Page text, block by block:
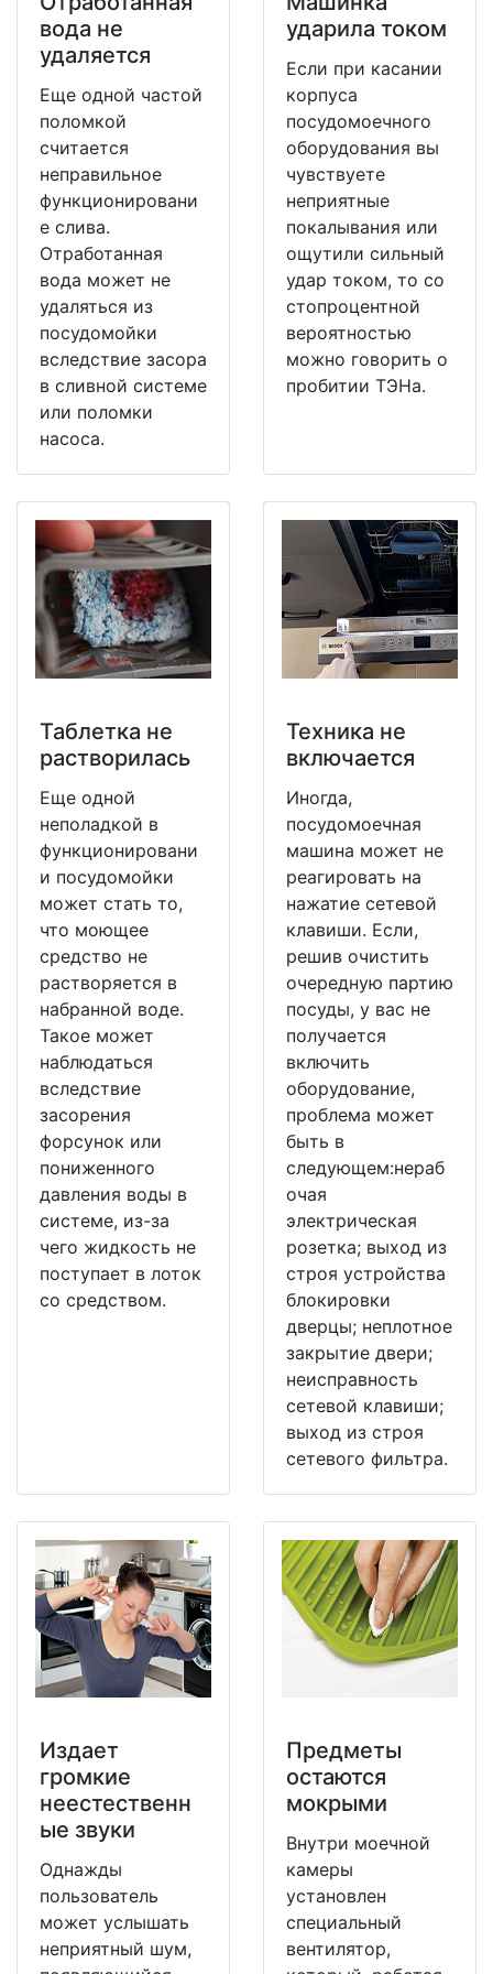
вода не
удаляется
Еще одной частой
поломкой
считается
неправильное
функционировани
е слива.
Отработанная
вода может не
удаляться из
посудомойки
вследствие засора
в сливной системе
или поломки
насоса.
ударила током
Если при касании
корпуса
посудомоечного
оборудования вы
чувствуете
неприятные
покалывания или
ощутили сильный
удар током, то со
стопроцентной
вероятностью
можно говорить о
пробитии ТЭНа.
Таблетка не
растворилась
Еще одной
неполадкой в
функционировани
и посудомойки
может стать то,
что моющее
средство не
растворяется в
набранной воде.
Такое может
наблюдаться
вследствие
засорения
форсунок или
пониженного
давления воды в
системе, из-за
чего жидкость не
поступает в лоток
со средством.
Техника не
включается
Иногда,
посудомоечная
машина может не
реагировать на
нажатие сетевой
клавиши. Если,
решив очистить
очередную партию
посуды, у вас не
получается
включить
оборудование,
проблема может
быть в
следующем:нераб
очая
электрическая
розетка; выход из
строя устройства
блокировки
дверцы; неплотное
закрытие двери;
неисправность
сетевой клавиши;
выход из строя
сетевого фильтра.
Издает
громкие
неестественн
ые звуки
Однажды
пользователь
может услышать
неприятный шум,
Предметы
остаются
мокрыми
Внутри моечной
камеры
установлен
специальный
вентилятор,